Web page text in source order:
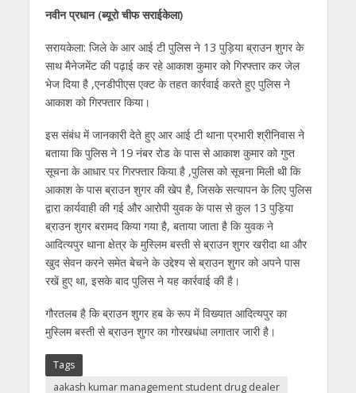
नवीन प्रधान (ब्यूरो चीफ सराईकेला)
सरायकेला: जिले के आर आई टी पुलिस ने 13 पुड़िया ब्राउन शुगर के
साथ मैनेजमेंट की पढ़ाई कर रहे आकाश कुमार को गिरफ्तार कर जेल
भेज दिया है ,एनडीपीएस एक्ट के तहत कार्रवाई करते हुए पुलिस ने
आकाश को गिरफ्तार किया।
इस संबंध में जानकारी देते हुए आर आई टी थाना प्रभारी श्रीनिवास ने
बताया कि पुलिस ने 19 नंबर रोड के पास से आकाश कुमार को गुप्त
सूचना के आधार पर गिरफ्तार किया है ,पुलिस को सूचना मिली थी कि
आकाश के पास ब्राउन शुगर की खेप है, जिसके सत्यापन के लिए पुलिस
द्वारा कार्यवाही की गई और आरोपी युवक के पास से कुल 13 पुड़िया
ब्राउन शुगर बरामद किया गया है, बताया जाता है कि युवक ने
आदित्यपुर थाना क्षेत्र के मुस्लिम बस्ती से ब्राउन शुगर खरीदा था और
खुद सेवन करने समेत बेचने के उद्देश्य से ब्राउन शुगर को अपने पास
रखें हुए था, इसके बाद पुलिस ने यह कार्रवाई की है।
गौरतलब है कि ब्राउन शुगर हब के रूप में विख्यात आदित्यपुर का
मुस्लिम बस्ती से ब्राउन शुगर का गोरखधंधा लगातार जारी है।
Tags
aakash kumar management student drug dealer